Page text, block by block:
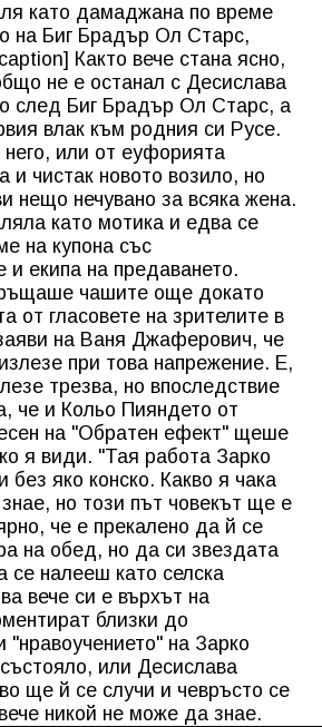
като дамаджана по време
на Биг Брадър Ол Старс,
Както вече стана ясно,
не е останал с Десислава
след Биг Брадър Ол Старс, а
влак към родния си Русе.
или от еуфорията
и чистак новото возило, но
нещо нечувано за всяка жена.
като мотика и едва се
на купона със
и екипа на предаването.
чашите още докато
от гласовете на зрителите в
на Ваня Джаферович, че
при това напрежение. Е,
трезва, но впоследствие
че и Кольо Пияндето от
на "Обратен ефект" щеше
я види. "Тая работа Зарко
без яко конско. Какво я чака
но този път човекът ще е
че е прекалено да й се
на обед, но да си звездата
се налееш като селска
вече си е върхът на
близки до
на Зарко
или Десислава
ще й се случи и чевръсто се
никой не може да знае.